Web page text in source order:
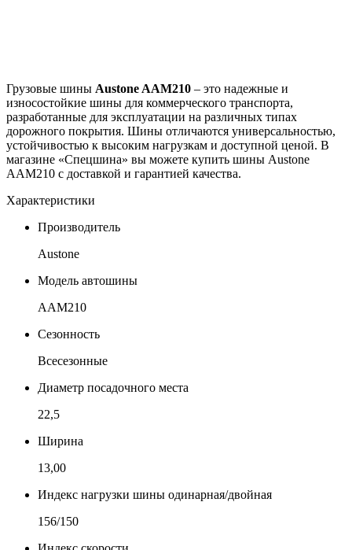
Грузовые шины Austone AAM210 – это надежные и
износостойкие шины для коммерческого транспорта,
разработанные для эксплуатации на различных типах
дорожного покрытия. Шины отличаются универсальностью,
устойчивостью к высоким нагрузкам и доступной ценой. В
магазине «Спецшина» вы можете купить шины Austone
AAM210 с доставкой и гарантией качества.
Характеристики
Производитель
Austone
Модель автошины
AAM210
Сезонность
Всесезонные
Диаметр посадочного места
22,5
Ширина
13,00
Индекс нагрузки шины одинарная/двойная
156/150